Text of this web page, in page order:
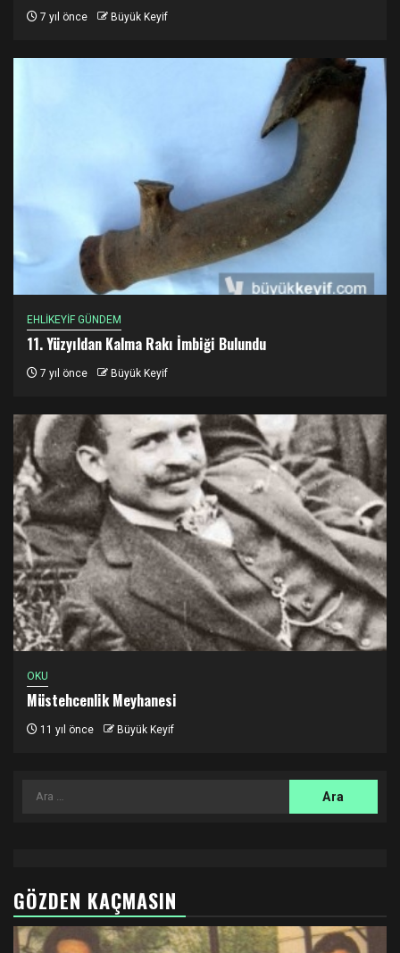
7 yıl önce Büyük Keyif
EHLİKEYİF GÜNDEM
11. Yüzyıldan Kalma Rakı İmbiği Bulundu
7 yıl önce Büyük Keyif
OKU
Müstehcenlik Meyhanesi
11 yıl önce Büyük Keyif
Arama:
GÖZDEN KAÇMASIN